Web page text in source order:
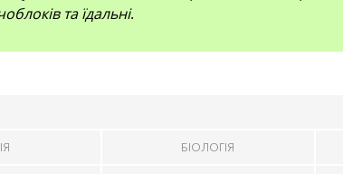
та їдальні.
БІОЛОГІЯ